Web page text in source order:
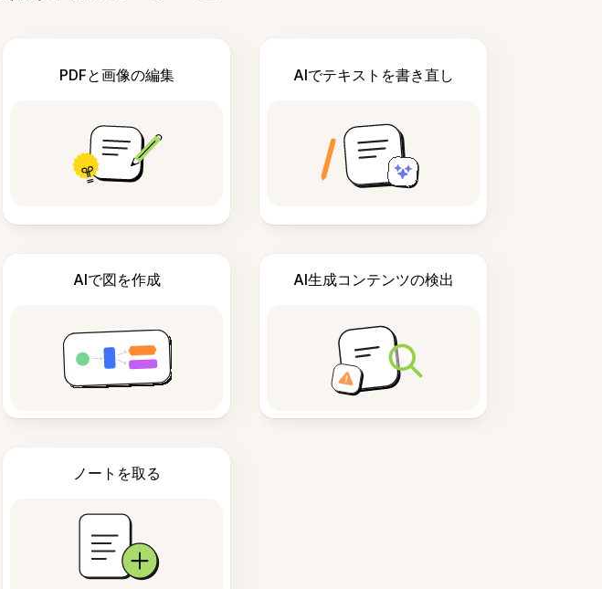
PDFと画像の編集 AIでテキストを書き直し
AIで図を作成 AI生成コンテンツの検出
ノートを取る